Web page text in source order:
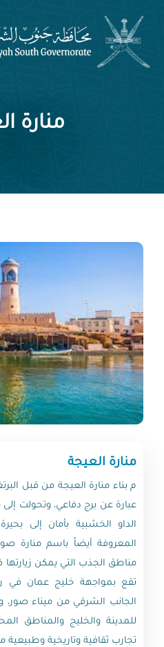
منارة
منارة العيجة
م بناء منارة العيجة من قبل
عبارة عن برج دفاعي، وتحولت
الداو الخشبية بأمان إلى
المعروفة أيضاً باسم منارة
مناطق الجذب التي يمكن
تقع بمواجهة خليج عمان في
الجانب الشرقي من ميناء صور،
للمدينة والخليج والمناطق
تجارب ثقافية وتاريخية وطبيعية